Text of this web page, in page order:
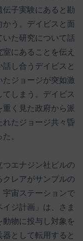
子実験にあると勘
う。デイビスと面
た研究について話
にあることを伝え
し合うデイビスと
ジョージが突如激
しまう。デイビス
く見た政府から派
たジョージ共々昏
。
エナジン社ビルの
レアがサンプルの
宇宙ステーションで
ジ計画」は、さま
物に投与し対象を
として転用すると